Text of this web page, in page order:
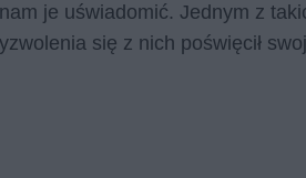
je uświadomić. Jednym z
się z nich poświęcił